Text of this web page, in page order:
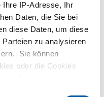
Ihre IP-Adresse, Ihr
Daten, die Sie bei
diese Daten, um diese
zu analysieren
Sie können
oder die Cookies
möchten, dass wirPreis Euro pro: 0